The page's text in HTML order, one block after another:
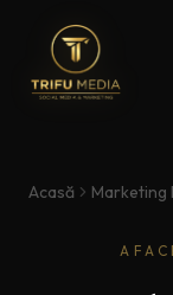
Acasă Marketing